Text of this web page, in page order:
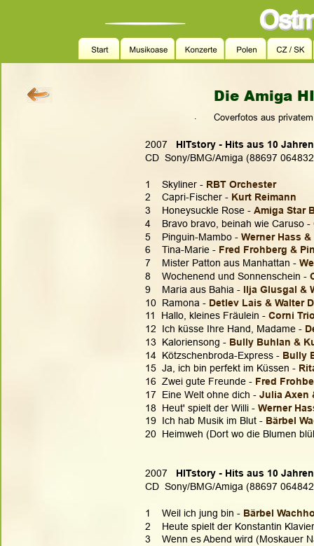
Die Amiga
. Coverfotos aus
2007
HITstory - Hits aus 10
CD  Sony/BMG/Amiga (88697
1    Skyliner - RBT Orchester
2    Capri-Fischer - Kurt Reimann
3    Honeysuckle Rose - Amiga Star
4    Bravo bravo, beinah wie Caruso -
5    Pinguin-Mambo - Werner Hass
6    Tina-Marie - Fred Frohberg &
7    Mister Patton aus Manhattan -
8    Wochenend und Sonnenschein -
9    Maria aus Bahia - Ilja Glusgal &
10  Ramona - Detlev Lais & Walter
11  Hallo, kleines Fräulein - Corni
12  Ich küsse Ihre Hand, Madame -
13  Kaloriensong - Bully Buhlan &
14  Kötzschenbroda-Express - Bully
15  Ja, ich bin perfekt im Küssen -
16  Zwei gute Freunde - Fred
17  Eine Welt ohne dich - Julia Axen
18  Heut' spielt der Willi - Werner
19  Ich hab Musik im Blut - Bärbel
20  Heimweh (Dort wo die Blumen
2007
HITstory - Hits aus 10
CD  Sony/BMG/Amiga (88697
1    Weil ich jung bin - Bärbel
2    Heute spielt der Konstantin
3    Wenn es Abend wird (Moskauer